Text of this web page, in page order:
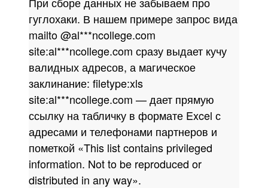
гуглохаки. В нашем примере запрос вида
mailto @al***ncollege.com
site:al***ncollege.com сразу выдает кучу
валидных адресов, а магическое
заклинание: filetype:xls
site:al***ncollege.com — дает прямую
ссылку на табличку в формате Excel с
адресами и телефонами партнеров и
пометкой «This list contains privileged
information. Not to be reproduced or
distributed in any way».